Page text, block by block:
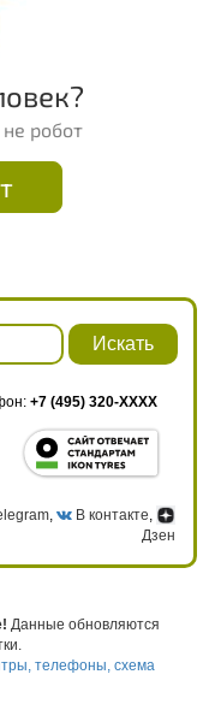
робот
Искать
+7 (495) 320-XXXX
, В контакте
Дзен
Данные обновляются
телефоны, схема